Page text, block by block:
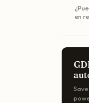
en